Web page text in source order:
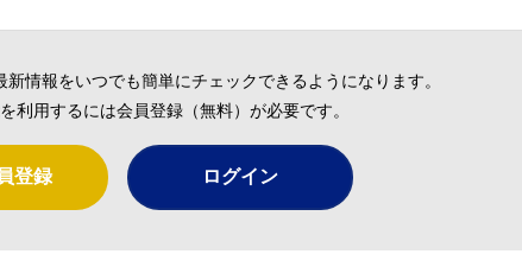
情報をいつでも簡単にチェックできるようになります。
利用するには会員登録（無料）が必要です。
登録 ログイン